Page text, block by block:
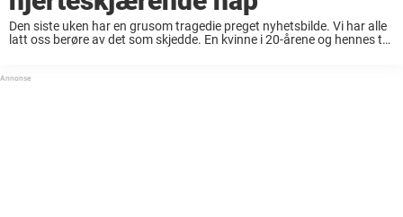
Den siste uken har en grusom tragedie preget nyhetsbilde. Vi har alle
latt oss berøre av det som skjedde. En kvinne i 20-årene og hennes tre